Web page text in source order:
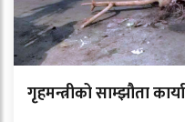
गृहमन्त्रीको साम्झौता